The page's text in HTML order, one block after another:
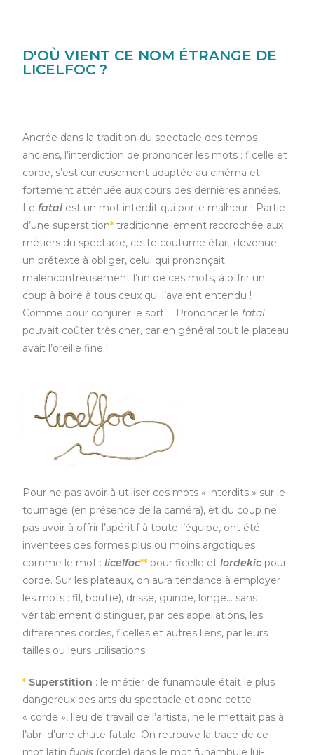
D'OÙ VIENT CE NOM ÉTRANGE DE
LICELFOC ?
Ancrée dans la tradition du spectacle des temps
anciens, l’interdiction de prononcer les mots : ficelle et
corde, s’est curieusement adaptée au cinéma et
fortement atténuée aux cours des dernières années.
Lefatal est un mot interdit qui porte malheur ! Partie
d’une superstition* traditionnellement raccrochée aux
métiers du spectacle, cette coutume était devenue
un prétexte à obliger, celui qui prononçait
malencontreusement l’un de ces mots, à offrir un
coup à boire à tous ceux qui l’avaient entendu !
Comme pour conjurer le sort … Prononcer le fatal
pouvait coûter très cher, car en général tout le plateau
avait l’oreille fine !
Pour ne pas avoir à utiliser ces mots « interdits » sur le
tournage (en présence de la caméra), et du coup ne
pas avoir à offrir l’apéritif à toute l’équipe, ont été
inventées des formes plus ou moins argotiques
comme le mot :licelfoc** pour ficelle etlordekic pour
corde. Sur les plateaux, on aura tendance à employer
les mots : fil, bout(e), drisse, guinde, longe… sans
véritablement distinguer, par ces appellations, les
différentes cordes, ficelles et autres liens, par leurs
tailles ou leurs utilisations.
* Superstition : le métier de funambule était le plus
dangereux des arts du spectacle et donc cette
« corde », lieu de travail de l’artiste, ne le mettait pas à
l’abri d’une chute fatale. On retrouve la trace de ce
mot latin funis (corde) dans le mot funambule lui-